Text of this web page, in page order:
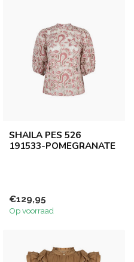
SHAILA PES 526
191533-POMEGRANATE
€129,95
Op voorraad